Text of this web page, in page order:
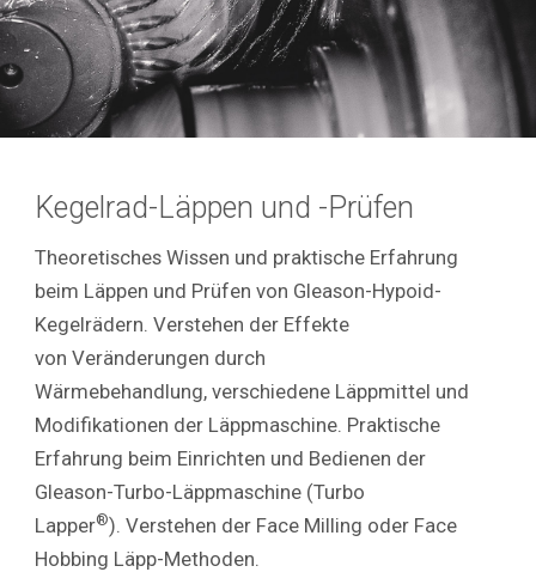
Kegelrad-Läppen und -Prüfen
Theoretisches Wissen und praktische Erfahrung
beim Läppen und Prüfen von Gleason-Hypoid-
Kegelrädern. Verstehen der Effekte
von Veränderungen durch
Wärmebehandlung, verschiedene Läppmittel und
Modifikationen der Läppmaschine. Praktische
Erfahrung beim Einrichten und Bedienen der
Gleason-Turbo-Läppmaschine (Turbo
Lapper®). Verstehen der Face Milling oder Face
Hobbing Läpp-Methoden.